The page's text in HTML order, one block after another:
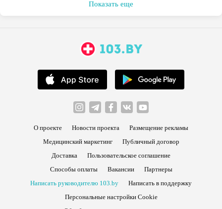
Показать еще
О проекте Новости проекта
Размещение рекламы
Медицинский маркетинг
Публичный договор
Доставка
Пользовательское соглашение
Способы оплаты
Вакансии
Партнеры
Написать руководителю 103.by
Написать в поддержку
Персональные настройки Cookie